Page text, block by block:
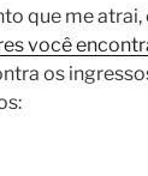
que me
você
os